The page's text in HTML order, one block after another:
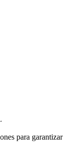
para garantizar